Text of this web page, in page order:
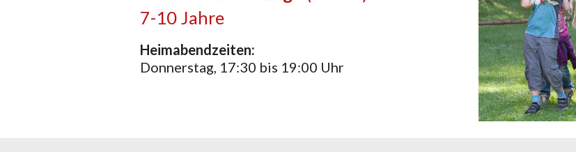
7-10 Jahre
Heimabendzeiten:
Donnerstag, 17:30 bis 19:00 Uhr